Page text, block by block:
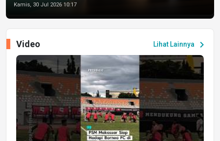
Kamis, 30 Jul 2026 10:17
Lihat Lainnya chevron_right
Video